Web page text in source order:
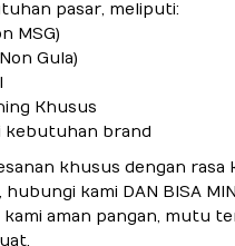
pasar, meliputi:
MSG)
Gula)
Khusus
kebutuhan brand
khusus dengan rasa
kami DAN BISA
kami aman pangan, mutu